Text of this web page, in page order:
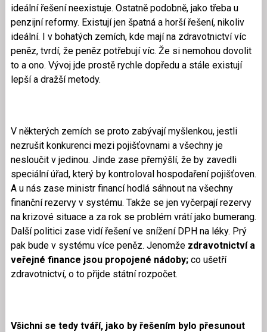
ideální řešení neexistuje. Ostatně podobně, jako třeba u
penzijní reformy. Existují jen špatná a horší řešení, nikoliv
ideální. I v bohatých zemích, kde mají na zdravotnictví víc
peněz, tvrdí, že peněz potřebují víc. Že si nemohou dovolit
to a ono. Vývoj jde prostě rychle dopředu a stále existují
lepší a dražší metody.
V některých zemích se proto zabývají myšlenkou, jestli
nezrušit konkurenci mezi pojišťovnami a všechny je
nesloučit v jedinou. Jinde zase přemýšlí, že by zavedli
speciální úřad, který by kontroloval hospodaření pojišťoven.
A u nás zase ministr financí hodlá sáhnout na všechny
finanční rezervy v systému. Takže se jen vyčerpají rezervy
na krizové situace a za rok se problém vrátí jako bumerang.
Další politici zase vidí řešení ve snížení DPH na léky. Prý
pak bude v systému více peněz. Jenomžezdravotnictví a
veřejné finance jsou propojené nádoby;co ušetří
zdravotnictví, o to přijde státní rozpočet.
Všichni se tedy tváří, jako by řešením bylo přesunout